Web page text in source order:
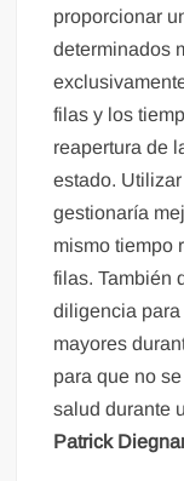
proporcionar
determinados
filas y los
reapertura de
estado.
gestionaría
mismo tiempo
filas. También
diligencia
mayores
para que no
salud durante
Patrick